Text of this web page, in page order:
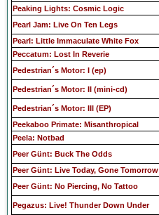
Peaking Lights: Cosmic Logic
Pearl Jam: Live On Ten Legs
Pearl: Little Immaculate White Fox
Peccatum: Lost In Reverie
Pedestrian´s Motor: I (ep)
Pedestrian´s Motor: II (mini-cd)
Pedestrian´s Motor: III (EP)
Peekaboo Primate: Misanthropical
Peela: Notbad
Peer Günt: Buck The Odds
Peer Günt: Live Today, Gone Tomorrow
Peer Günt: No Piercing, No Tattoo
Pegazus: Live! Thunder Down Under